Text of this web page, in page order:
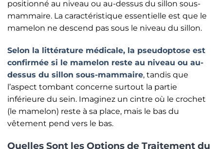
positionné au niveau ou au-dessus du sillon sous-
mammaire. La caractéristique essentielle est que le
mamelon ne descend pas sous le niveau du sillon.
Selon la littérature médicale, la pseudoptose est
confirmée si le mamelon reste au niveau ou au-
dessus du sillon sous-mammaire, tandis que
l’aspect tombant concerne surtout la partie
inférieure du sein. Imaginez un cintre où le crochet
(le mamelon) reste à sa place, mais le bas du
vêtement pend vers le bas.
Quelles Sont les Options de Traitement du